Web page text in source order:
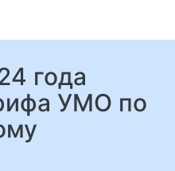
года
УМО по